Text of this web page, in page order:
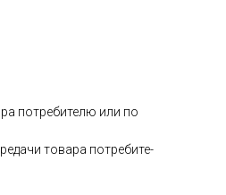
пот­ре­бите­лю или по
то­вара пот­ре­бите­